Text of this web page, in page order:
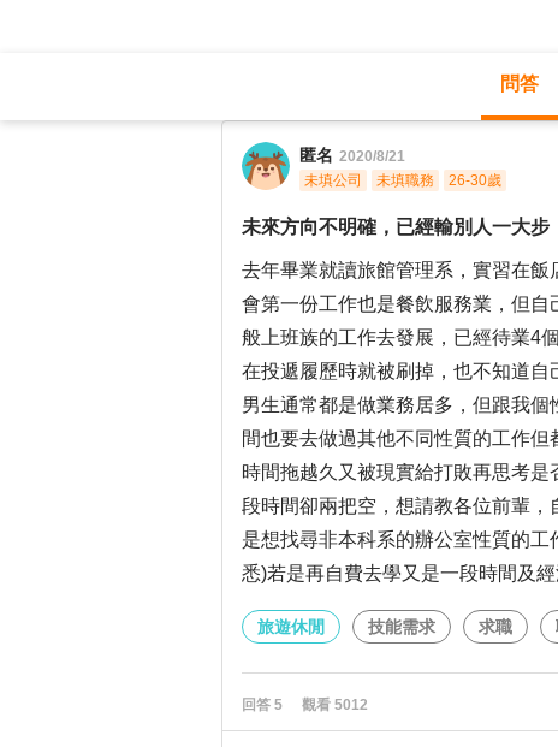
問答
匿名 2020/8/21
未填公司
未填職務 26-30歲
未來方向不明確，已經輸別人一大步
去年畢業就讀旅館管理系，實習在
會第一份工作也是餐飲服務業，但
般上班族的工作去發展，已經待業4
在投遞履歷時就被刷掉，也不知道自
男生通常都是做業務居多，但跟我
間也要去做過其他不同性質的工作
時間拖越久又被現實給打敗再思考
段時間卻兩把空，想請教各位前輩
是想找尋非本科系的辦公室性質的
悉)若是再自費去學又是一段時間及經
旅遊休閒 技能需求 求職
回答 5 觀看 5012